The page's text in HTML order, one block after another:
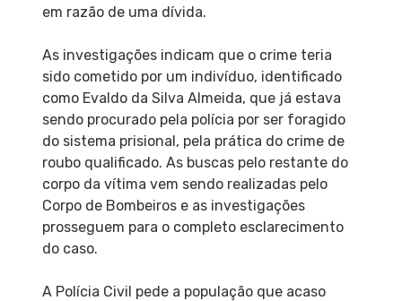
em razão de uma dívida.
As investigações indicam que o crime teria
sido cometido por um indivíduo, identificado
como Evaldo da Silva Almeida, que já estava
sendo procurado pela polícia por ser foragido
do sistema prisional, pela prática do crime de
roubo qualificado. As buscas pelo restante do
corpo da vítima vem sendo realizadas pelo
Corpo de Bombeiros e as investigações
prosseguem para o completo esclarecimento
do caso.
A Polícia Civil pede a população que acaso